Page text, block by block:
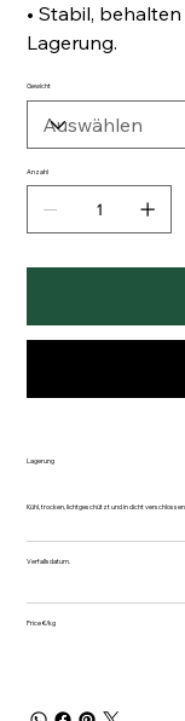
• Stabil,
Lagerung.
Gewicht
Anzahl
Lagerung
Kühl, trocken, lichtgeschützt und in dicht
Verfallsdatum.
Price €/kg